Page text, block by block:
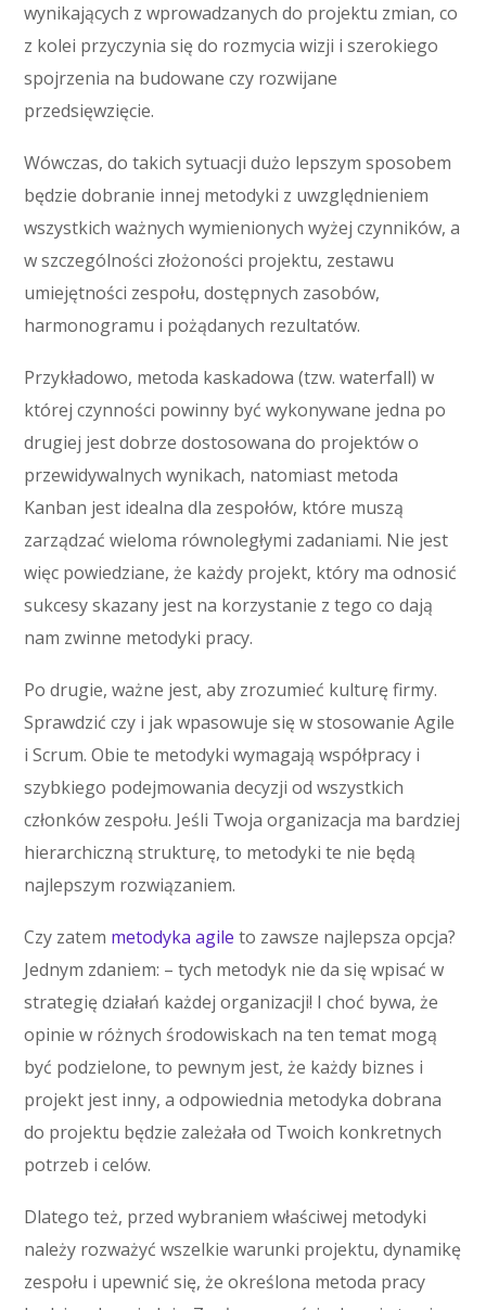
wynikających z wprowadzanych do projektu zmian, co
z kolei przyczynia się do rozmycia wizji i szerokiego
spojrzenia na budowane czy rozwijane
przedsięwzięcie.
Wówczas, do takich sytuacji dużo lepszym sposobem
będzie dobranie innej metodyki z uwzględnieniem
wszystkich ważnych wymienionych wyżej czynników, a
w szczególności złożoności projektu, zestawu
umiejętności zespołu, dostępnych zasobów,
harmonogramu i pożądanych rezultatów.
Przykładowo, metoda kaskadowa (tzw. waterfall) w
której czynności powinny być wykonywane jedna po
drugiej jest dobrze dostosowana do projektów o
przewidywalnych wynikach, natomiast metoda
Kanban jest idealna dla zespołów, które muszą
zarządzać wieloma równoległymi zadaniami. Nie jest
więc powiedziane, że każdy projekt, który ma odnosić
sukcesy skazany jest na korzystanie z tego co dają
nam zwinne metodyki pracy.
Po drugie, ważne jest, aby zrozumieć kulturę firmy.
Sprawdzić czy i jak wpasowuje się w stosowanie Agile
i Scrum. Obie te metodyki wymagają współpracy i
szybkiego podejmowania decyzji od wszystkich
członków zespołu. Jeśli Twoja organizacja ma bardziej
hierarchiczną strukturę, to metodyki te nie będą
najlepszym rozwiązaniem.
Czy zatem metodyka agile to zawsze najlepsza opcja?
Jednym zdaniem: – tych metodyk nie da się wpisać w
strategię działań każdej organizacji! I choć bywa, że
opinie w różnych środowiskach na ten temat mogą
być podzielone, to pewnym jest, że każdy biznes i
projekt jest inny, a odpowiednia metodyka dobrana
do projektu będzie zależała od Twoich konkretnych
potrzeb i celów.
Dlatego też, przed wybraniem właściwej metodyki
należy rozważyć wszelkie warunki projektu, dynamikę
zespołu i upewnić się, że określona metoda pracy